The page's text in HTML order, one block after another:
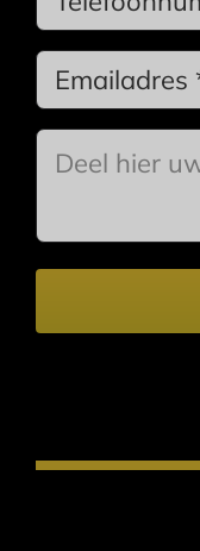
Email
Bericht